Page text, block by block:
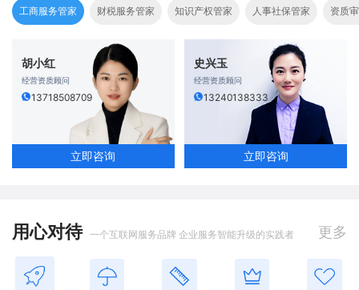
工商服务管家 财税服务管家 知识产权管家 人事社保管家 资质
胡小红
经营资质顾问
13718508709
立即咨询
史兴玉
经营资质顾问
13240138333
立即咨询
用心对待 一个互联网服务品牌 企业服务智能升级的实践者 更多